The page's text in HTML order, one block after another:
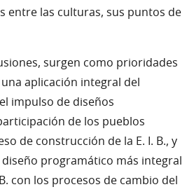
entre las culturas, sus puntos de
surgen como prioridades
aplicación integral del
impulso de diseños
de los pueblos
de construcción de la E. I. B., y
programático más integral
con los procesos de cambio del